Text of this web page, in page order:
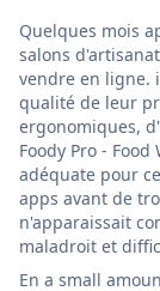
Quelques mois
salons
vendre en ligne.
qualité de leur
ergonomiques,
Foody Pro -
adéquate pour
apps avant de
n'apparaissait
maladroit et
En a small